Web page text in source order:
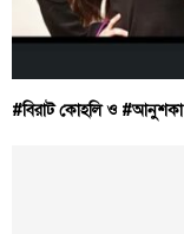
#বিরাট কোহলি ও #আনুশকা